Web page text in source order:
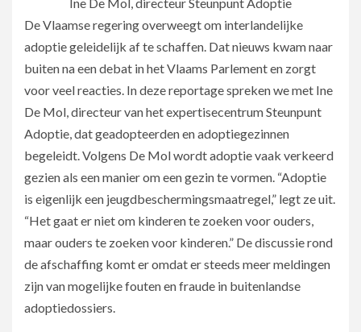
De Vlaamse regering overweegt om interlandelijke
adoptie geleidelijk af te schaffen. Dat nieuws kwam naar
buiten na een debat in het Vlaams Parlement en zorgt
voor veel reacties. In deze reportage spreken we met Ine
De Mol, directeur van het expertisecentrum Steunpunt
Adoptie, dat geadopteerden en adoptiegezinnen
begeleidt. Volgens De Mol wordt adoptie vaak verkeerd
gezien als een manier om een gezin te vormen. “Adoptie
is eigenlijk een jeugdbeschermingsmaatregel,” legt ze uit.
“Het gaat er niet om kinderen te zoeken voor ouders,
maar ouders te zoeken voor kinderen.” De discussie rond
de afschaffing komt er omdat er steeds meer meldingen
zijn van mogelijke fouten en fraude in buitenlandse
adoptiedossiers.